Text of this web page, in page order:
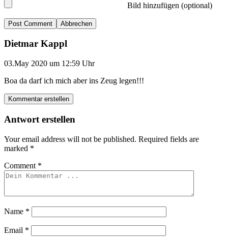
Bild hinzufügen (optional)
Abbrechen
Dietmar Kappl
03.May 2020 um 12:59 Uhr
Boa da darf ich mich aber ins Zeug legen!!!
Kommentar erstellen
Antwort erstellen
Your email address will not be published. Required fields are
marked *
Comment *
Name *
Email *